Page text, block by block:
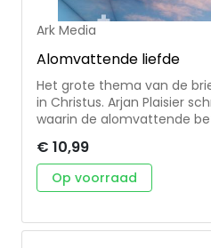
Ark Media
Alomvattende liefde
Het grote thema van de
in Christus. Arjan Plaisier
waarin de alomvattende
heelt de breuk tussen God
fundament voor ons nieuwe
kerk het voorbeeld van zijn
studie.
€ 10,99
Op voorraad